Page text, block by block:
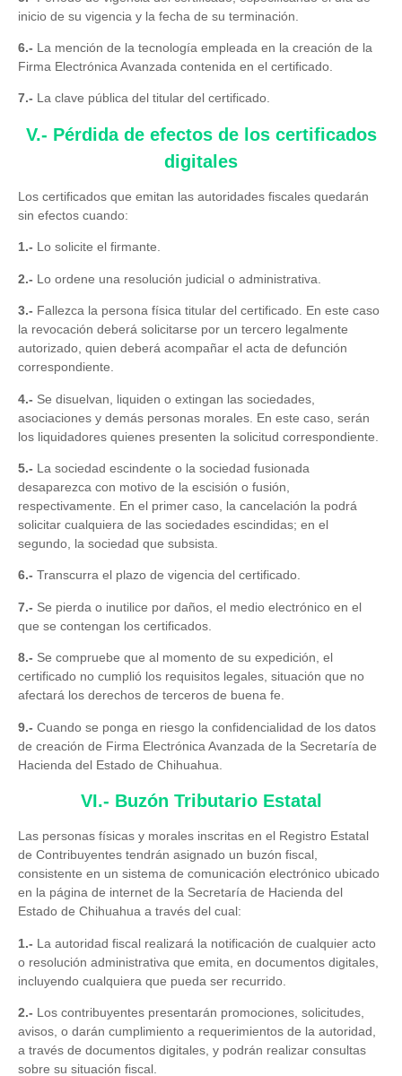
inicio de su vigencia y la fecha de su terminación.
6.- La mención de la tecnología empleada en la creación de la
Firma Electrónica Avanzada contenida en el certificado.
7.- La clave pública del titular del certificado.
V.- Pérdida de efectos de los certificados
digitales
Los certificados que emitan las autoridades fiscales quedarán
sin efectos cuando:
1.- Lo solicite el firmante.
2.- Lo ordene una resolución judicial o administrativa.
3.- Fallezca la persona física titular del certificado. En este caso
la revocación deberá solicitarse por un tercero legalmente
autorizado, quien deberá acompañar el acta de defunción
correspondiente.
4.- Se disuelvan, liquiden o extingan las sociedades,
asociaciones y demás personas morales. En este caso, serán
los liquidadores quienes presenten la solicitud correspondiente.
5.- La sociedad escindente o la sociedad fusionada
desaparezca con motivo de la escisión o fusión,
respectivamente. En el primer caso, la cancelación la podrá
solicitar cualquiera de las sociedades escindidas; en el
segundo, la sociedad que subsista.
6.- Transcurra el plazo de vigencia del certificado.
7.- Se pierda o inutilice por daños, el medio electrónico en el
que se contengan los certificados.
8.- Se compruebe que al momento de su expedición, el
certificado no cumplió los requisitos legales, situación que no
afectará los derechos de terceros de buena fe.
9.- Cuando se ponga en riesgo la confidencialidad de los datos
de creación de Firma Electrónica Avanzada de la Secretaría de
Hacienda del Estado de Chihuahua.
VI.- Buzón Tributario Estatal
Las personas físicas y morales inscritas en el Registro Estatal
de Contribuyentes tendrán asignado un buzón fiscal,
consistente en un sistema de comunicación electrónico ubicado
en la página de internet de la Secretaría de Hacienda del
Estado de Chihuahua a través del cual:
1.- La autoridad fiscal realizará la notificación de cualquier acto
o resolución administrativa que emita, en documentos digitales,
incluyendo cualquiera que pueda ser recurrido.
2.- Los contribuyentes presentarán promociones, solicitudes,
avisos, o darán cumplimiento a requerimientos de la autoridad,
a través de documentos digitales, y podrán realizar consultas
sobre su situación fiscal.